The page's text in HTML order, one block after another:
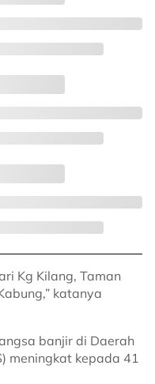
Kg Kilang, Taman
katanya
banjir di Daerah
meningkat kepada 41